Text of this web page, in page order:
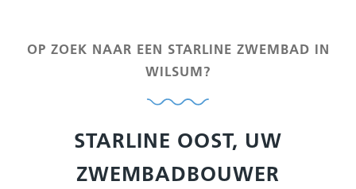
OP ZOEK NAAR EEN STARLINE ZWEMBAD IN
WILSUM?
STARLINE OOST, UW
ZWEMBADBOUWER